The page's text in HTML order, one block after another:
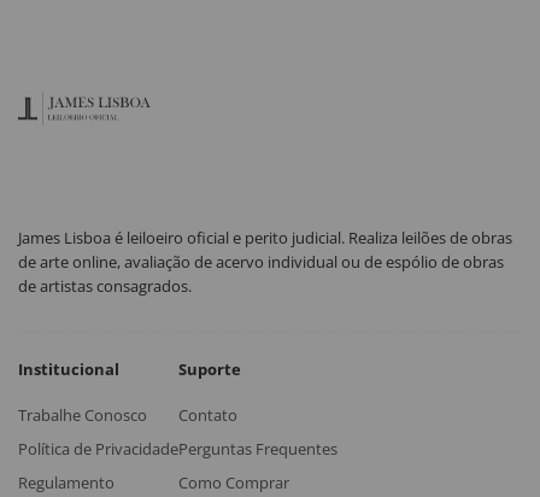
James Lisboa é leiloeiro oficial e perito judicial. Realiza leilões de obras
de arte online, avaliação de acervo individual ou de espólio de obras
de artistas consagrados.
Institucional
Trabalhe Conosco
Política de Privacidade
Regulamento
Suporte
Contato
Perguntas Frequentes
Como Comprar